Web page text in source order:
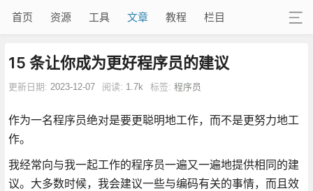
首页 资源 工具 文章 教程 栏目
15 条让你成为更好程序员的建议
更新日期: 2023-12-07 阅读: 1.7k 标签: 程序员
作为一名程序员绝对是要更聪明地工作，而不是更努力地工
作。
我经常向与我一起工作的程序员一遍又一遍地提供相同的建
议。大多数时候，我会建议一些与编码有关的事情，而且效